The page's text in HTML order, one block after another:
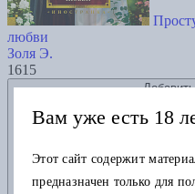
любви
Золя Э.
1615
Вам уже есть 18
Этот сайт содержит
предназначен только для